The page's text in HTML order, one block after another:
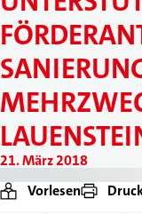
21. März 2018
Vorlesen